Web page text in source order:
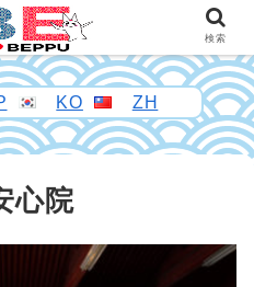
KO ZH
心院
検索